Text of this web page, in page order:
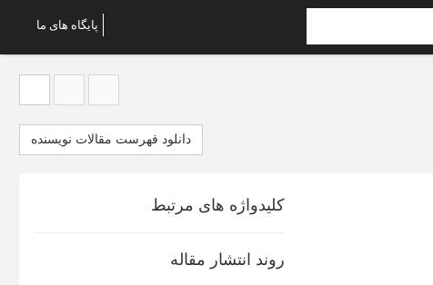
پایگاه های ما
دانلود فهرست مقالات نویسنده
کلیدواژه های مرتبط
روند انتشار مقاله